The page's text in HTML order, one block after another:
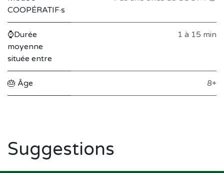
COOPÉRATIF·s
⌚Durée
moyenne
située entre
1 à 15 min
🎂 Âge 8+
Suggestions